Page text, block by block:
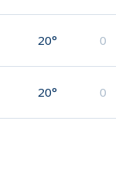
20° 0
20° 0